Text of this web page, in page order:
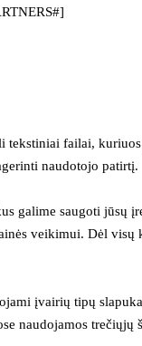
tekstiniai failai,
naudotojo patirtį.
galime saugoti jūsų
veikimui. Dėl visų
įvairių tipų
naudojamos trečiųjų